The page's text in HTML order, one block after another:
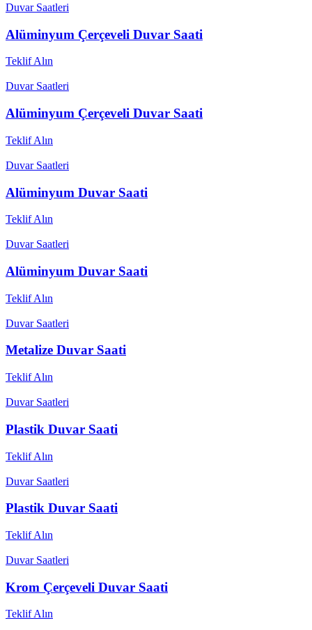
Duvar Saatleri
Alüminyum Çerçeveli Duvar Saati
Teklif Alın
Duvar Saatleri
Alüminyum Çerçeveli Duvar Saati
Teklif Alın
Duvar Saatleri
Alüminyum Duvar Saati
Teklif Alın
Duvar Saatleri
Alüminyum Duvar Saati
Teklif Alın
Duvar Saatleri
Metalize Duvar Saati
Teklif Alın
Duvar Saatleri
Plastik Duvar Saati
Teklif Alın
Duvar Saatleri
Plastik Duvar Saati
Teklif Alın
Duvar Saatleri
Krom Çerçeveli Duvar Saati
Teklif Alın